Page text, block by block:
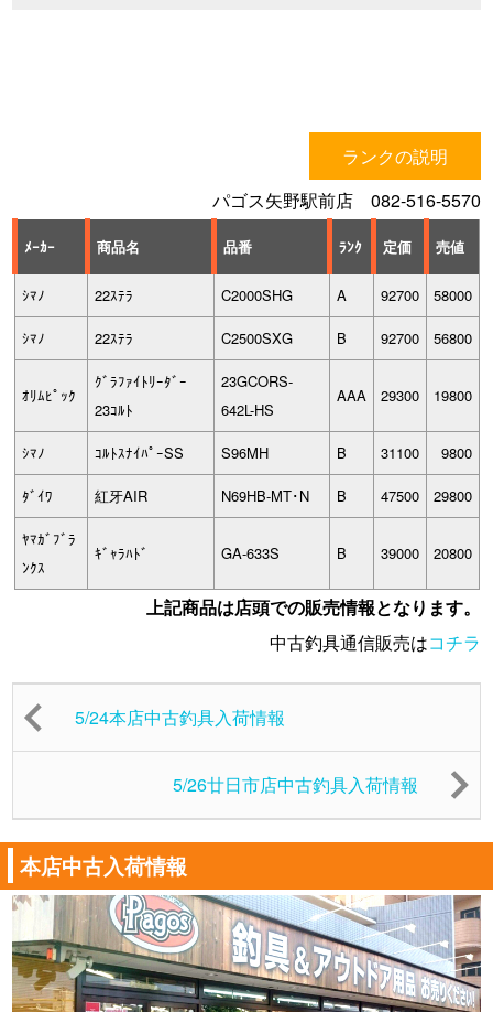
ランクの説明
パゴス矢野駅前店 082-516-5570
ﾒｰｶｰ 商品名 品番 ﾗﾝｸ 定価 売値
ｼﾏﾉ 22ｽﾃﾗ C2000SHG A 92700 58000
ｼﾏﾉ 22ｽﾃﾗ C2500SXG B 92700 56800
ｵﾘﾑﾋﾟｯｸ
ｸﾞﾗﾌｧｲﾄﾘｰﾀﾞｰ
23ｺﾙﾄ
23GCORS-
642L-HS
AAA 29300 19800
ｼﾏﾉ ｺﾙﾄｽﾅｲﾊﾟｰSS S96MH B 31100 9800
ﾀﾞｲﾜ 紅牙AIR N69HB-MT･N B 47500 29800
ﾔﾏｶﾞﾌﾞﾗ
ﾝｸｽ
ｷﾞｬﾗﾊﾄﾞ GA-633S B 39000 20800
上記商品は店頭での販売情報となります。
中古釣具通信販売はコチラ
5/24本店中古釣具入荷情報
5/26廿日市店中古釣具入荷情報
本店中古入荷情報